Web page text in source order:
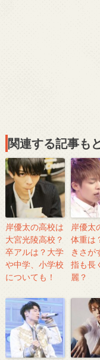
関連する記事も
岸優太の高校は
大宮光陵高校？
卒アルは？大学
や中学、小学校
についても！
岸優太
体重は
きさが
指も長
麗？